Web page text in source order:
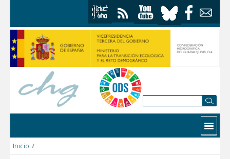
Contactar
Inicio /